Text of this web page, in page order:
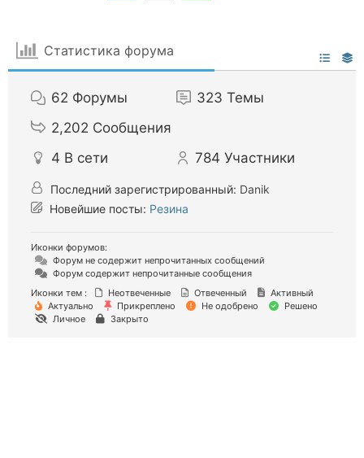
Статистика форума
62 Форумы 323 Темы
2,202 Сообщения
4 В сети 784 Участники
Последний зарегистрированный: Danik
Новейшие посты: Резина
Иконки форумов:
Форум не содержит непрочитанных сообщений
Форум содержит непрочитанные сообщения
Иконки тем :
Неотвеченные Отвеченный
Активный
Актуально
Прикреплено Не одобрено
Решено
Личное
Закрыто